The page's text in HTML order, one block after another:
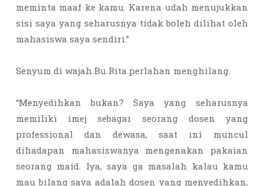
meminta maaf ke kamu. Karena udah menujukkan
sisi saya yang seharusnya tidak boleh dilihat oleh
mahasiswa saya sendiri.”
Senyum di wajah Bu Rita perlahan menghilang.
“Menyedihkan bukan? Saya yang seharusnya
memiliki imej sebagai seorang dosen yang
professional dan dewasa, saat ini muncul
dihadapan mahasiswanya mengenakan pakaian
seorang maid. Iya, saya ga masalah kalau kamu
mau bilang saya adalah dosen yang menyedihkan,